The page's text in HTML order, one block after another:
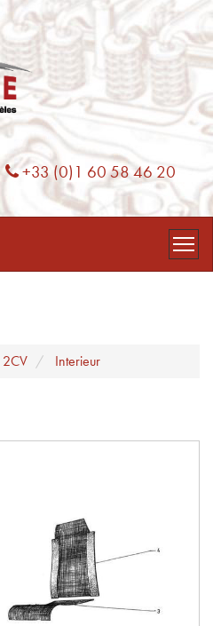
Phone
+33 (0)1 60 58 46 20
Interieur